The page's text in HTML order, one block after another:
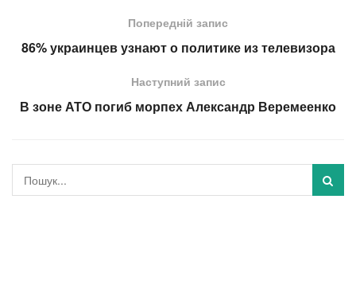
Попередній запис
86% украинцев узнают о политике из телевизора
Наступний запис
В зоне АТО погиб морпех Александр Веремеенко